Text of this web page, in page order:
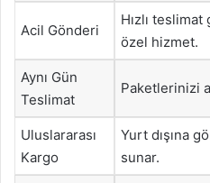
Acil Gönderi
Hızlı
özel hizmet.
Aynı Gün
Teslimat
Paketlerinizi
Uluslararası
Kargo
Yurt dışına
sunar.